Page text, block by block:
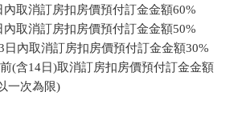
取消訂房扣房價預付訂金金額60%
取消訂房扣房價預付訂金金額50%
日內取消訂房扣房價預付訂金金額30%
(含14日)取消訂房扣房價預付訂金金額
一次為限)